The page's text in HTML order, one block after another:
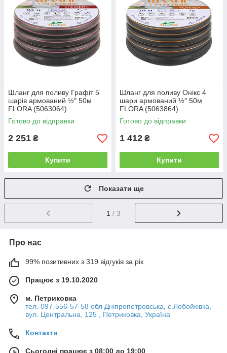
Шланг для поливу Графіт 5
шарів армований ½″ 50м
FLORA (5063064)
Готово до відправки
2 251 ₴
Купити
Шланг для поливу Онікс 4
шари армований ½″ 50м
FLORA (5063864)
Готово до відправки
1 412 ₴
Купити
Показати ще
1 / 3
Про нас
99% позитивних з 319 відгуків за рік
Працює з 19.10.2020
м. Петриковка
тел. 097-556-57-58 обл Дніпропетровська, с.Лобойківка,
вул. Центральна, 125 , Петриковка, Україна
Контакти
Сьогодні працює з 08:00 до 19:00